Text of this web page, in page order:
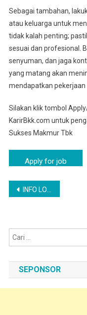
Sebagai tambahan,
atau keluarga untuk
tidak kalah penting;
sesuai dan profesional.
senyuman, dan jaga
yang matang akan
mendapatkan pekerjaan
Silakan klik tombol
KarirBkk.com untuk
Sukses Makmur Tbk
Navigasi
INFO LOKER LAMONGAN – OPERATOR PABRIK | PT INDOFOOD CBP SUKSES MAKMUR TBK
SEPONSOR